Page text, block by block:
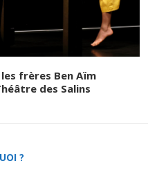
frères Ben Aïm
des Salins
?